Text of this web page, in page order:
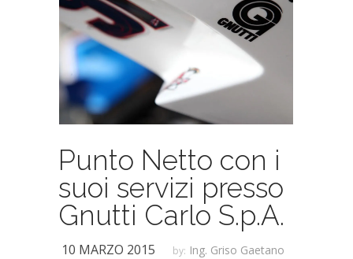
Punto Netto con i
suoi servizi presso
Gnutti Carlo S.p.A.
10 MARZO 2015 by: Ing. Griso Gaetano